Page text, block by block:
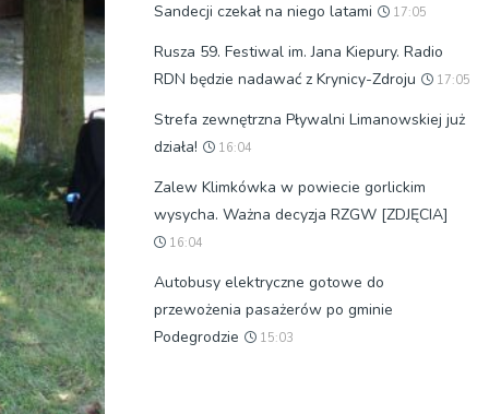
Sandecji czekał na niego latami
17:05
Rusza 59. Festiwal im. Jana Kiepury. Radio
RDN będzie nadawać z Krynicy-Zdroju
17:05
Strefa zewnętrzna Pływalni Limanowskiej już
działa!
16:04
Zalew Klimkówka w powiecie gorlickim
wysycha. Ważna decyzja RZGW [ZDJĘCIA]
16:04
Autobusy elektryczne gotowe do
przewożenia pasażerów po gminie
Podegrodzie
15:03